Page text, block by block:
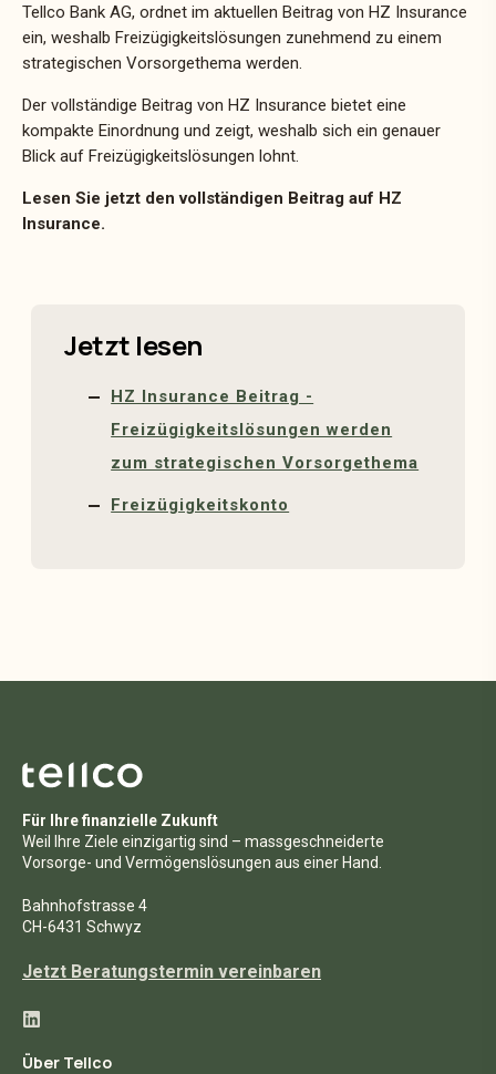
Tellco Bank AG, ordnet im aktuellen Beitrag von HZ Insurance
ein, weshalb Freizügigkeitslösungen zunehmend zu einem
strategischen Vorsorgethema werden.
Der vollständige Beitrag von HZ Insurance bietet eine
kompakte Einordnung und zeigt, weshalb sich ein genauer
Blick auf Freizügigkeitslösungen lohnt.
Lesen Sie jetzt den vollständigen Beitrag auf HZ
Insurance.
Jetzt lesen
HZ Insurance Beitrag -
Freizügigkeitslösungen werden
zum strategischen Vorsorgethema
Freizügigkeitskonto
Für Ihre finanzielle Zukunft
Weil Ihre Ziele einzigartig sind – massgeschneiderte
Vorsorge- und Vermögenslösungen aus einer Hand.
Bahnhofstrasse 4
CH-6431 Schwyz
Jetzt Beratungstermin vereinbaren
Über Tellco